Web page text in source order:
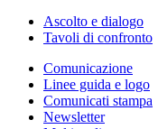
Ascolto e dialogo
Tavoli di confronto
Comunicazione
Linee guida e logo
Comunicati stampa
Newsletter